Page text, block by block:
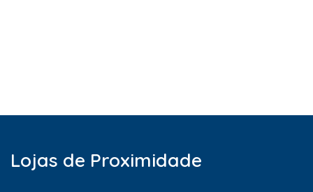
Lojas de Proximidade